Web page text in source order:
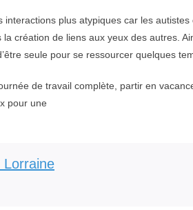
interactions plus atypiques car les
création de liens aux yeux des autres.
seule pour se ressourcer quelques
de travail complète, partir en
pour une
Lorraine